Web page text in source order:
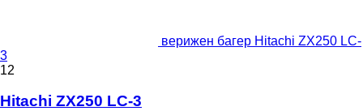
верижен багер Hitachi ZX250 LC-
3
12
Hitachi ZX250 LC-3